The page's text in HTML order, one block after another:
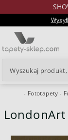
24H Fototapety
LondonArt